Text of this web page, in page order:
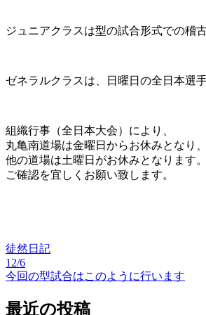
ジュニアクラスは型の試合形式での稽古
ゼネラルクラスは、日曜日の全日本選
組織行事（全日本大会）により、
丸亀南道場は金曜日からお休みとなり、
他の道場は土曜日がお休みとなります。
ご確認を宜しくお願い致します。
徒然日記
投
12/6
今回の型試合はこのように行います
最近の投稿